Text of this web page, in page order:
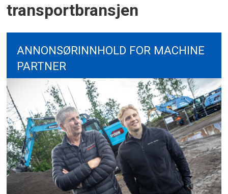
transportbransjen
ANNONSØRINNHOLD FOR MACHINE
PARTNER